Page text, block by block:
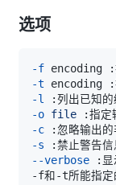
选项
-f
-t
-l
-o file
-c
-s
--verbose